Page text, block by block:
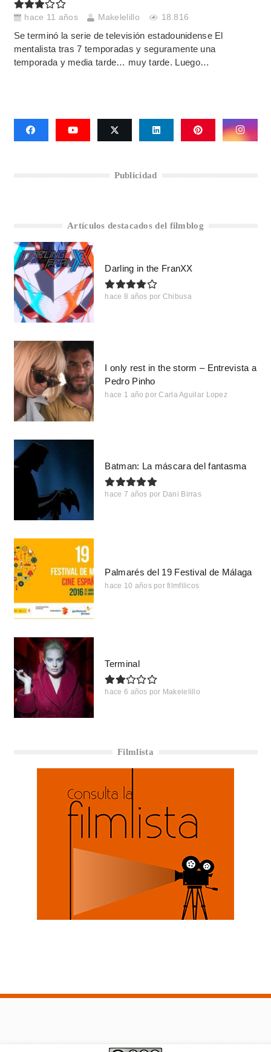
hace 11 años Makelelillo 18.816
Se terminó la serie de televisión estadounidense El
mentalista tras 7 temporadas y seguramente una
temporada y media tarde… muy tarde. Luego…
Publicidad
Artículos destacados del filmblog
Darling in the FranXX
hace 8 años por Chibusa
I only rest in the storm – Entrevista a
Pedro Pinho
hace 1 año por Carla Aguilar Lopez
Batman: La máscara del fantasma
hace 7 años por Dani Birras
Palmarés del 19 Festival de Málaga
hace 10 años por filmfilicos
Terminal
hace 6 años por Makelelillo
Filmlista